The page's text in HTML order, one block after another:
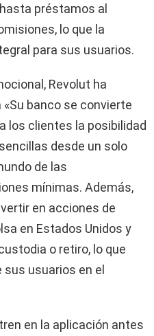
préstamos al
lo que la
para sus usuarios.
Revolut ha
banco se convierte
los clientes la posibilidad
desde un solo
de las
mínimas. Además,
en acciones de
en Estados Unidos y
o retiro, lo que
sus usuarios en el
en la aplicación antes